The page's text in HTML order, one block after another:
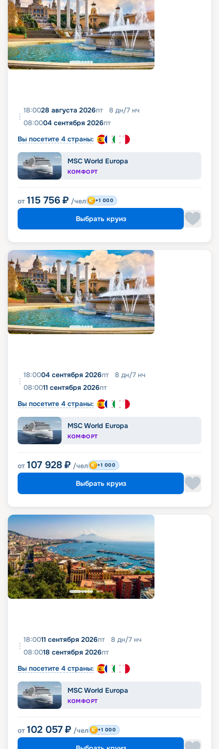
18:0028 августа 2026пт 8 дн/7 нч
08:0004 сентября 2026пт
Вы посетите 4 страны:
MSC World Europa
КОМФОРТ
от 115 756 ₽ /чел +1 000
Выбрать круиз
18:0004 сентября 2026пт 8 дн/7 нч
08:0011 сентября 2026пт
Вы посетите 4 страны:
MSC World Europa
КОМФОРТ
от 107 928 ₽ /чел +1 000
Выбрать круиз
18:0011 сентября 2026пт 8 дн/7 нч
08:0018 сентября 2026пт
Вы посетите 4 страны:
MSC World Europa
КОМФОРТ
от 102 057 ₽ /чел +1 000